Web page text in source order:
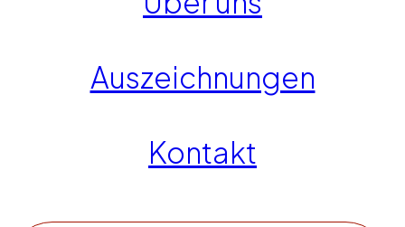
Auszeichnungen
Kontakt